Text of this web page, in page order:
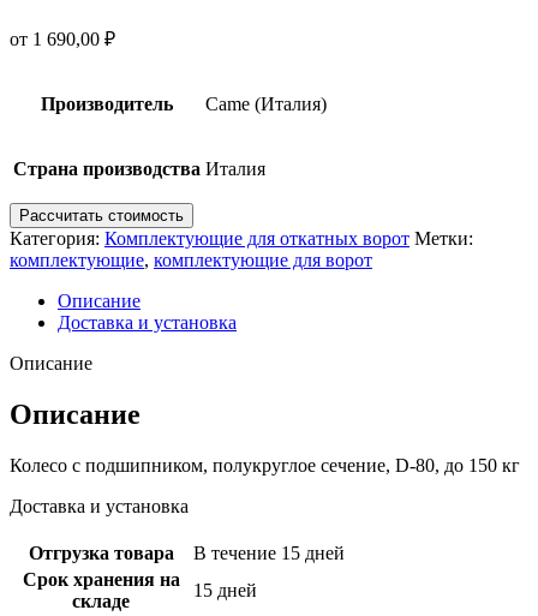
от 1 690,00 ₽
Производитель Came (Италия)
Страна производства Италия
Рассчитать стоимость
Категория: Комплектующие для откатных ворот Метки:
комплектующие, комплектующие для ворот
Описание
Доставка и установка
Описание
Описание
Колесо с подшипником, полукруглое сечение, D-80, до 150 кг
Доставка и установка
Отгрузка товара
В течение 15 дней
Срок хранения на
складе
15 дней